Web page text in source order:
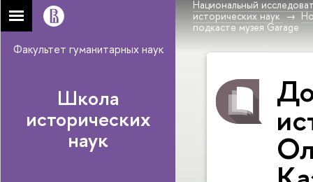
Национальный
исторических наук
подкасте музея Garage
Факультет гуманитарных наук
Школа
исторических
наук